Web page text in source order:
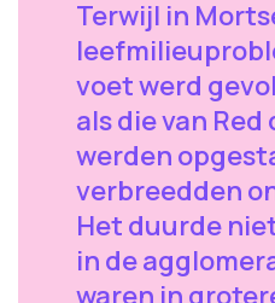
Terwijl in
voet werd
als die van Red
werden
verbreedden
Het duurde
in de
waren in